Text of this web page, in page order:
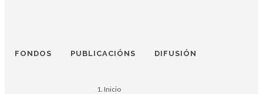
FONDOS PUBLICACIÓNS DIFUSIÓN
Inicio